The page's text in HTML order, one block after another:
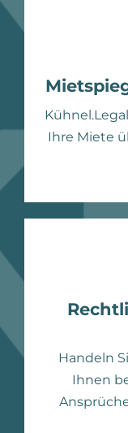
Ihre Miete
Handeln
Ihnen